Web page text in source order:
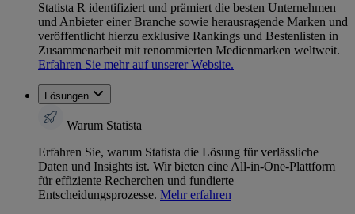
Statista R identifiziert und prämiert die besten Unternehmen
und Anbieter einer Branche sowie herausragende Marken und
veröffentlicht hierzu exklusive Rankings und Bestenlisten in
Zusammenarbeit mit renommierten Medienmarken weltweit.
Erfahren Sie mehr auf unserer Website.
Lösungen
Warum Statista
Erfahren Sie, warum Statista die Lösung für verlässliche
Daten und Insights ist. Wir bieten eine All-in-One-Plattform
für effiziente Recherchen und fundierte
Entscheidungsprozesse. Mehr erfahren